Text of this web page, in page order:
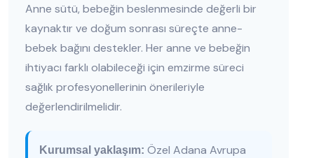
Anne sütü, bebeğin beslenmesinde değerli bir
kaynaktır ve doğum sonrası süreçte anne-
bebek bağını destekler. Her anne ve bebeğin
ihtiyacı farklı olabileceği için emzirme süreci
sağlık profesyonellerinin önerileriyle
değerlendirilmelidir.
Kurumsal yaklaşım: Özel Adana Avrupa